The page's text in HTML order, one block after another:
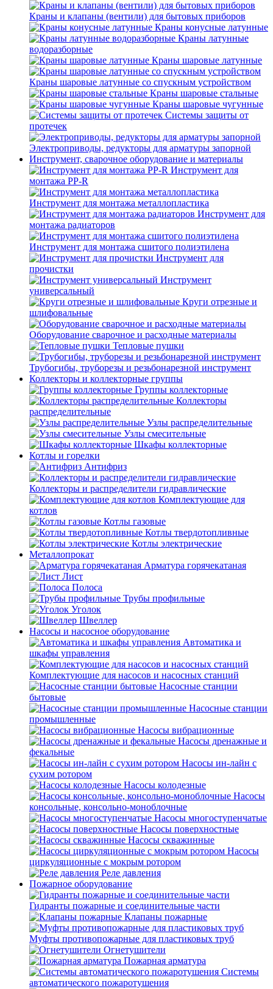
Краны и клапаны (вентили) для бытовых приборов
Краны конусные латунные
Краны латунные
водоразборные
Краны шаровые латунные
Краны шаровые латунные со спускным устройством
Краны шаровые стальные
Краны шаровые чугунные
Системы защиты от
протечек
Электроприводы, редукторы для арматуры запорной
Инструмент, сварочное оборудование и материалы
Инструмент для
монтажа PP-R
Инструмент для монтажа металлопластика
Инструмент для
монтажа радиаторов
Инструмент для монтажа сшитого полиэтилена
Инструмент для
прочистки
Инструмент
универсальный
Круги отрезные и
шлифовальные
Оборудование сварочное и расходные материалы
Тепловые пушки
Трубогибы, труборезы и резьбонарезной инструмент
Коллекторы и коллекторные группы
Группы коллекторные
Коллекторы
распределительные
Узлы распределительные
Узлы смесительные
Шкафы коллекторные
Котлы и горелки
Антифриз
Коллекторы и распределители гидравлические
Комплектующие для
котлов
Котлы газовые
Котлы твердотопливные
Котлы электрические
Металлопрокат
Арматура горячекатаная
Лист
Полоса
Трубы профильные
Уголок
Швеллер
Насосы и насосное оборудование
Автоматика и
шкафы управления
Комплектующие для насосов и насосных станций
Насосные станции
бытовые
Насосные станции
промышленные
Насосы вибрационные
Насосы дренажные и
фекальные
Насосы ин-лайн с
сухим ротором
Насосы колодезные
Насосы
консольные, консольно-моноблочные
Насосы многоступенчатые
Насосы поверхностные
Насосы скважинные
Насосы
циркуляционные с мокрым ротором
Реле давления
Пожарное оборудование
Гидранты пожарные и соединительные части
Клапаны пожарные
Муфты противопожарные для пластиковых труб
Огнетушители
Пожарная арматура
Системы
автоматического пожаротушения